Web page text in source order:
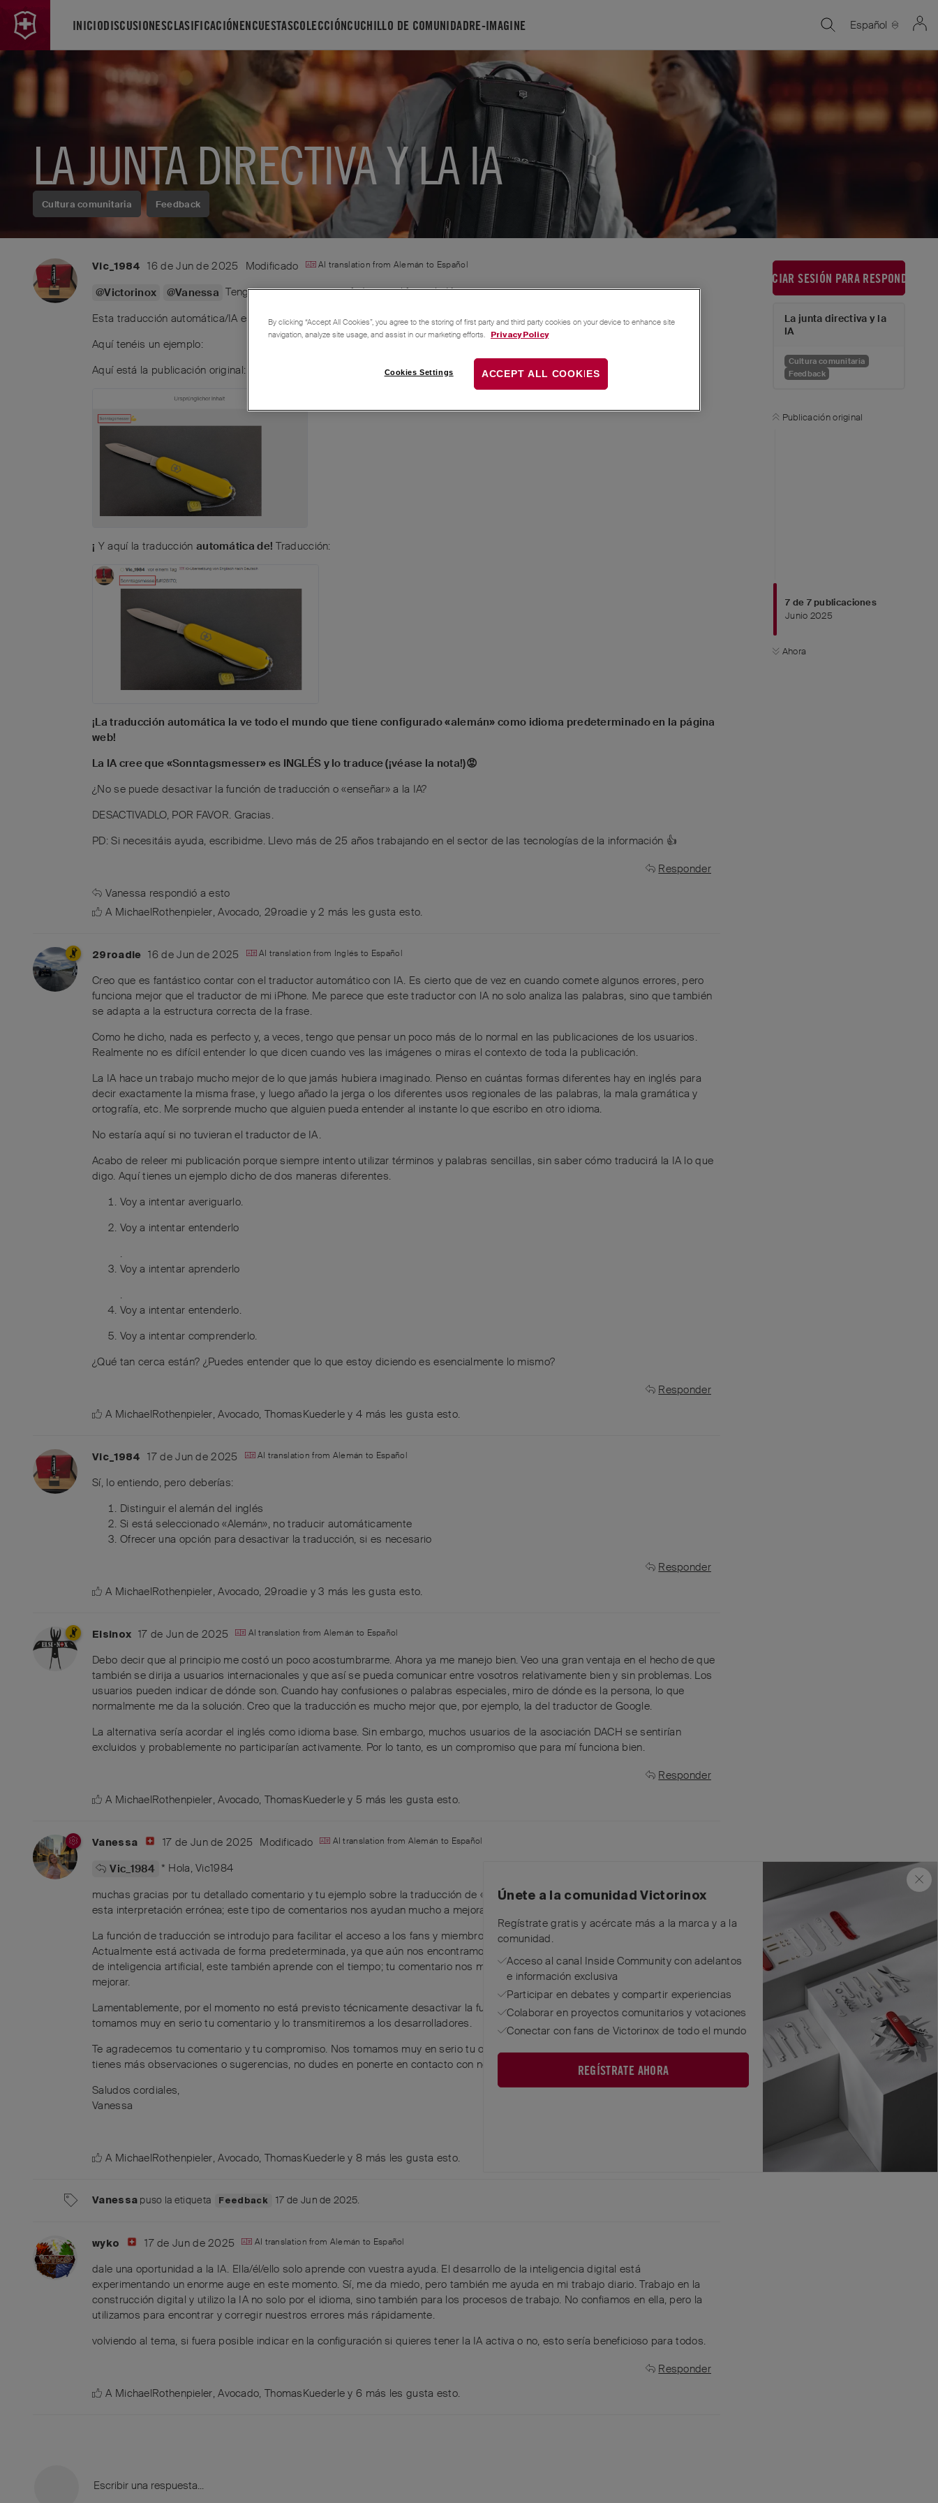
INICIODISCUSIONESCLASIFICACIÓNENCUESTASCOLECCIÓNCUCHILLO DE COMUNIDADRE-IMAGINE Español
Cultura comunitaria Feedback
LA JUNTA DIRECTIVA Y LA IA
INICIAR SESIÓN PARA RESPONDER
La junta directiva y la
IA
Cultura comunitaria
Feedback
Publicación original
7 de 7publicaciones
Junio 2025
Ahora
Vic_1984 16 de Jun de 2025 Modificado AI translation from Alemán to Español
@Victorinox @Vanessa Tengo que expresar mi enfado con el foro y la IA:
Esta traducción automática/IA es para ***** ¡y nadie la necesita!
Aquí tenéis un ejemplo:
Aquí está la publicación original:
¡ Y aquí la traducción automática de! Traducción:
¡La traducción automática la ve todo el mundo que tiene configurado «alemán» como idioma predeterminado en la página
web!
La IA cree que «Sonntagsmesser» es INGLÉS y lo traduce (¡véase la nota!)😡
¿No se puede desactivar la función de traducción o «enseñar» a la IA?
DESACTIVADLO, POR FAVOR. Gracias.
PD: Si necesitáis ayuda, escribidme. Llevo más de 25 años trabajando en el sector de las tecnologías de la información 👍
Responder
Vanessa respondió a esto
A MichaelRothenpieler,Avocado, 29roadie y2 más les gusta esto.
29roadie 16 de Jun de 2025 AI translation from Inglés to Español
Creo que es fantástico contar con el traductor automático con IA. Es cierto que de vez en cuando comete algunos errores, pero
funciona mejor que el traductor de mi iPhone. Me parece que este traductor con IA no solo analiza las palabras, sino que también
se adapta a la estructura correcta de la frase.
Como he dicho, nada es perfecto y, a veces, tengo que pensar un poco más de lo normal en las publicaciones de los usuarios.
Realmente no es difícil entender lo que dicen cuando ves las imágenes o miras el contexto de toda la publicación.
La IA hace un trabajo mucho mejor de lo que jamás hubiera imaginado. Pienso en cuántas formas diferentes hay en inglés para
decir exactamente la misma frase, y luego añado la jerga o los diferentes usos regionales de las palabras, la mala gramática y
ortografía, etc. Me sorprende mucho que alguien pueda entender al instante lo que escribo en otro idioma.
No estaría aquí si no tuvieran el traductor de IA.
Acabo de releer mi publicación porque siempre intento utilizar términos y palabras sencillas, sin saber cómo traducirá la IA lo que
digo. Aquí tienes un ejemplo dicho de dos maneras diferentes.
Voy a intentar averiguarlo.
Voy a intentar entenderlo
.
Voy a intentar aprenderlo
.
Voy a intentar entenderlo.
Voy a intentar comprenderlo.
¿Qué tan cerca están? ¿Puedes entender que lo que estoy diciendo es esencialmente lo mismo?
Responder
A MichaelRothenpieler,Avocado, ThomasKuederle y4 más les gusta esto.
Vic_1984 17 de Jun de 2025 AI translation from Alemán to Español
Sí, lo entiendo, pero deberías:
Distinguir el alemán del inglés
Si está seleccionado «Alemán», no traducir automáticamente
Ofrecer una opción para desactivar la traducción, si es necesario
Responder
A MichaelRothenpieler,Avocado, 29roadie y3 más les gusta esto.
Elsinox 17 de Jun de 2025 AI translation from Alemán to Español
Debo decir que al principio me costó un poco acostumbrarme. Ahora ya me manejo bien. Veo una gran ventaja en el hecho de que
también se dirija a usuarios internacionales y que así se pueda comunicar entre vosotros relativamente bien y sin problemas. Los
usuarios pueden indicar de dónde son. Cuando hay confusiones o palabras especiales, miro de dónde es la persona, lo que
normalmente me da la solución. Creo que la traducción es mucho mejor que, por ejemplo, la del traductor de Google.
La alternativa sería acordar el inglés como idioma base. Sin embargo, muchos usuarios de la asociación DACH se sentirían
excluidos y probablemente no participarían activamente. Por lo tanto, es un compromiso que para mí funciona bien.
Responder
A MichaelRothenpieler,Avocado, ThomasKuederle y 5 más les gusta esto.
Vanessa 17 de Jun de 2025 Modificado AI translation from Alemán to Español
Vic_1984 * Hola, Vic1984
muchas gracias por tu detallado comentario y tu ejemplo sobre la traducción de «Sonntagsmesser». Entendemos tu enfado por
esta interpretación errónea; este tipo de comentarios nos ayudan mucho a mejorar de forma específica. 🙏
La función de traducción se introdujo para facilitar el acceso a los fans y miembros internacionales de la comunidad Victorinox.
Actualmente está activada de forma predeterminada, ya que aún nos encontramos en la fase inicial. Al igual que muchos sistemas
de inteligencia artificial, este también aprende con el tiempo; tu comentario nos muestra de forma muy concreta dónde hay que
mejorar.
Lamentablemente, por el momento no está previsto técnicamente desactivar la función para usuarios individuales. Pero nos
tomamos muy en serio tu comentario y lo transmitiremos a los desarrolladores.
Te agradecemos tu comentario y tu compromiso. Nos tomamos muy en serio tu opinión y la transmitiremos como corresponde. Si
tienes más observaciones o sugerencias, no dudes en ponerte en contacto con nosotros en cualquier momento.
Saludos cordiales,
Vanessa
A MichaelRothenpieler,Avocado, ThomasKuederle y8 más les gusta esto.
Vanessa puso la etiqueta Feedback 17 de Jun de 2025.
wyko 17 de Jun de 2025 AI translation from Alemán to Español
dale una oportunidad a la IA. Ella/él/ello solo aprende con vuestra ayuda. El desarrollo de la inteligencia digital está
experimentando un enorme auge en este momento. Sí, me da miedo, pero también me ayuda en mi trabajo diario. Trabajo en la
construcción digital y utilizo la IA no solo por el idioma, sino también para los procesos de trabajo. No confiamos en ella, pero la
utilizamos para encontrar y corregir nuestros errores más rápidamente.
volviendo al tema, si fuera posible indicar en la configuración si quieres tener la IA activa o no, esto sería beneficioso para todos.
Responder
A MichaelRothenpieler,Avocado, ThomasKuederle y6 más les gusta esto.
Escribir una respuesta...
Únete a la comunidad Victorinox
Regístrate gratis y acércate más a la marca y a la
comunidad.
Acceso al canal Inside Community con adelantos
e información exclusiva
Participar en debates y compartir experiencias
Colaborar en proyectos comunitarios y votaciones
Conectar con fans de Victorinox de todo el mundo
REGÍSTRATE AHORA
By clicking “Accept All Cookies”, you agree to the storing of first party and third party cookies on your device to enhance site
navigation, analyze site usage, and assist in our marketing efforts.
Privacy Policy
Cookies Settings ACCEPT ALL COOKIES